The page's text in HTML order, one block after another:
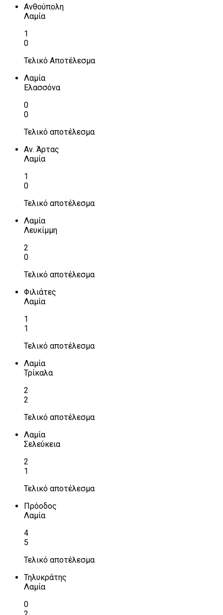
Ανθούπολη
Λαμία
1
0
Τελικό Αποτέλεσμα
Λαμία
Ελασσόνα
0
0
Τελικό αποτέλεσμα
Αν. Άρτας
Λαμία
1
0
Τελικό αποτέλεσμα
Λαμία
Λευκίμμη
2
0
Τελικό αποτέλεσμα
Φιλιάτες
Λαμία
1
1
Τελικό αποτέλεσμα
Λαμία
Τρίκαλα
2
2
Τελικό αποτέλεσμα
Λαμία
Σελεύκεια
2
1
Τελικό αποτέλεσμα
Πρόοδος
Λαμία
4
5
Τελικό αποτέλεσμα
Τηλυκράτης
Λαμία
0